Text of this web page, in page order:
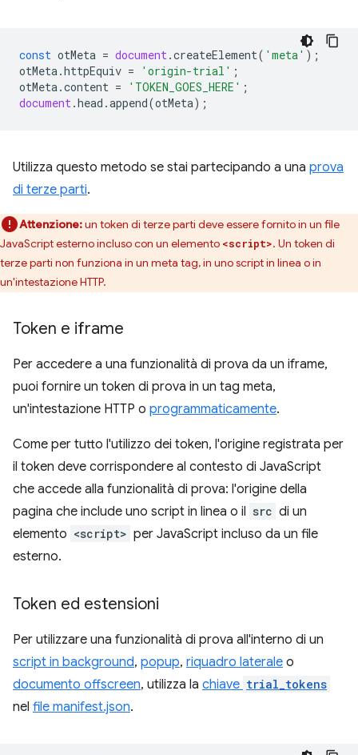
const otMeta = document.createElement( 'meta' );
otMeta.httpEquiv = 'origin-trial' ;
otMeta.content = 'TOKEN_GOES_HERE' ;
document.head .append(otMeta);
Utilizza questo metodo se stai partecipando a una prova
di terze parti.
Attenzione:un token di terze parti deve essere fornito in un file
JavaScript esterno incluso con un elemento <script>. Un token di
terze parti non funziona in un meta tag, in uno script in linea o in
un'intestazione HTTP.
Token e iframe
Per accedere a una funzionalità di prova da un iframe,
puoi fornire un token di prova in un tag meta,
un'intestazione HTTP o programmaticamente.
Come per tutto l'utilizzo dei token, l'origine registrata per
il token deve corrispondere al contesto di JavaScript
che accede alla funzionalità di prova: l'origine della
pagina che include uno script in linea o il src di un
elemento <script> per JavaScript incluso da un file
esterno.
Token ed estensioni
Per utilizzare una funzionalità di prova all'interno di un
script in background, popup, riquadro laterale o
documento offscreen, utilizza la chiave trial_tokens
nel file manifest.json.